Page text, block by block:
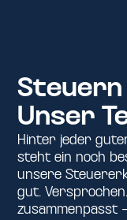
Unser
Hinter jeder
steht ein noch
unsere
gut.
zusammenpasst